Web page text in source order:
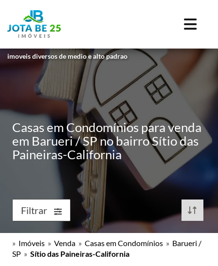
imoveis diversos de medio e alto padrao
Casas em Condomínios para venda
em Barueri / SP no bairro Sítio das
Paineiras-California
Filtrar
» Imóveis » Venda » Casas em Condomínios » Barueri /
SP » Sítio das Paineiras-California